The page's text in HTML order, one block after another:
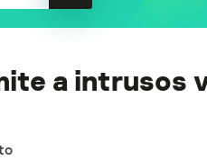
a intrusos